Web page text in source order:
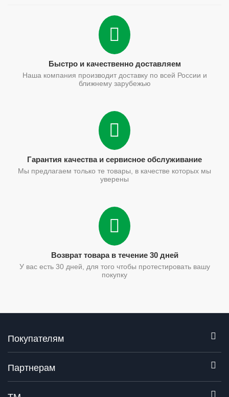
Быстро и качественно доставляем
Наша компания производит доставку по всей России и
ближнему зарубежью
Гарантия качества и сервисное обслуживание
Мы предлагаем только те товары, в качестве которых мы
уверены
Возврат товара в течение 30 дней
У вас есть 30 дней, для того чтобы протестировать вашу
покупку
Покупателям
Партнерам